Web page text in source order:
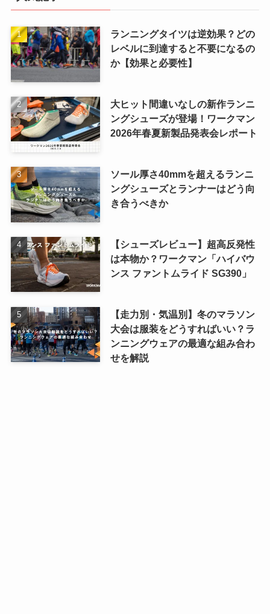
ランニングタイツは逆効果？どの
レベルに到達すると不要になるの
か【効果と必要性】
大ヒット間違いなしの新作ランニ
ングシューズが登場！ワークマン
2026年春夏新製品発表会レポート
ソール厚さ40mmを超えるランニ
ングシューズとランナーはどう向
き合うべきか
【シューズレビュー】超高反発性
は本物か？ワークマン「ハイバウ
ンス ファントムライド SG390」
【走力別・気温別】冬のマラソン
大会は服装をどうすればいい？ラ
ンニングウェアの最適な組み合わ
せを解説